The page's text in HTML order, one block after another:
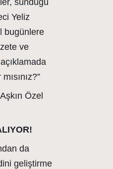
sunduğu
Yeliz
bugünlere
ve
da
geliştirme